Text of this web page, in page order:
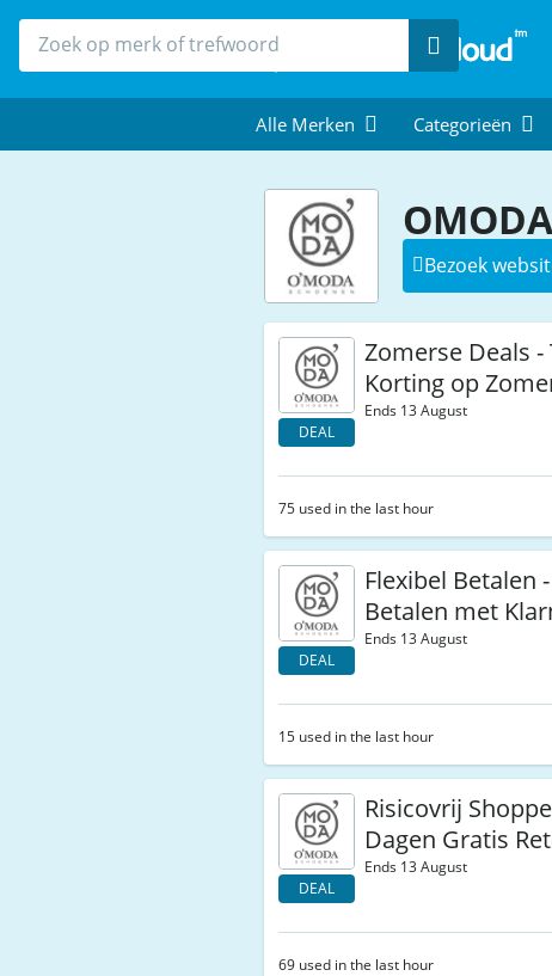
Zoek
Alle Merken Categorieën
Bezoek
DEAL
Zomerse Deals -
Korting op
Ends 13 August
75 used in the last hour
DEAL
Flexibel Betalen
Betalen met
Ends 13 August
15 used in the last hour
DEAL
Risicovrij
Dagen Gratis
Ends 13 August
69 used in the last hour